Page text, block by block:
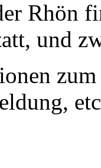
Rhön
und